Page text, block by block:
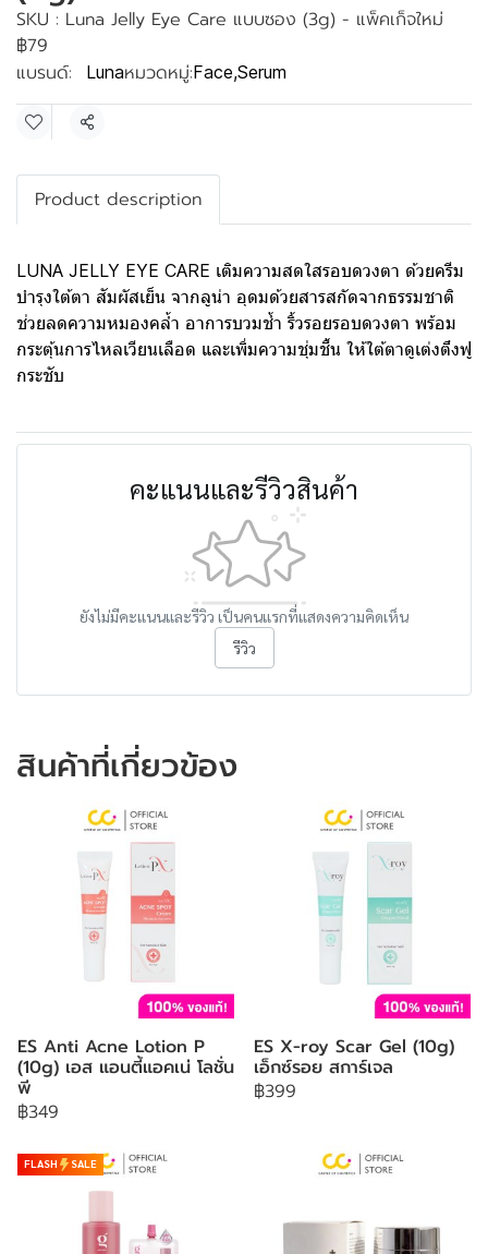
SKU : Luna Jelly Eye Care แบบซอง (3g) - แพ็คเก็จใหม่
฿79
แบรนด์:
Lunaหมวดหมู่:Face,Serum
แชร์
Product description
LUNA JELLY EYE CARE เติมความสดใสรอบดวงตา ด้วยครีม
บำรุงใต้ตา สัมผัสเย็น จากลูน่า อุดมด้วยสารสกัดจากธรรมชาติ
ช่วยลดความหมองคล้ำ อาการบวมช้ำ ริ้วรอยรอบดวงตา พร้อม
กระตุ้นการไหลเวียนเลือด และเพิ่มความชุ่มชื้น ให้ใต้ตาดูเต่งตึงฟู
กระชับ
คะแนนและรีวิวสินค้า
ยังไม่มีคะแนนและรีวิว เป็นคนแรกที่แสดงความคิดเห็น
รีวิว
สินค้าที่เกี่ยวข้อง
ES Anti Acne Lotion P
(10g) เอส แอนตี้แอคเน่ โลชั่น
พี
฿349
ES X-roy Scar Gel (10g)
เอ็กซ์รอย สการ์เจล
฿399
FLASH SALE